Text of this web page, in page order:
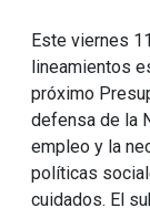
Este viernes
lineamientos
próximo
defensa de la
empleo y la
políticas
cuidados. El